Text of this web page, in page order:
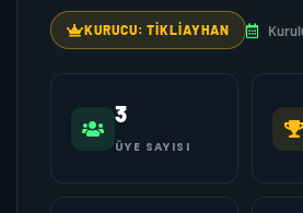
KURUCU: TIKLIAYHAN
3
ÜYE SAYISI